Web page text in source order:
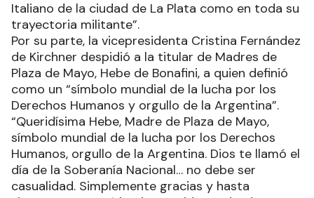
Italiano de la ciudad de La Plata como en toda su
trayectoria militante”.
Por su parte, la vicepresidenta Cristina Fernández
de Kirchner despidió a la titular de Madres de
Plaza de Mayo, Hebe de Bonafini, a quien definió
como un “símbolo mundial de la lucha por los
Derechos Humanos y orgullo de la Argentina”.
“Queridísima Hebe, Madre de Plaza de Mayo,
símbolo mundial de la lucha por los Derechos
Humanos, orgullo de la Argentina. Dios te llamó el
día de la Soberanía Nacional… no debe ser
casualidad. Simplemente gracias y hasta